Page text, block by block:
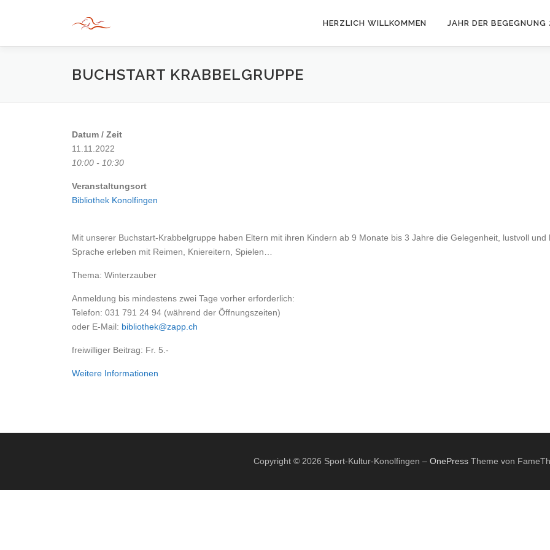
HERZLICH WILLKOMMEN JAHR DER
BUCHSTART KRABBELGRUPPE
Datum / Zeit
11.11.2022
10:00 - 10:30
Veranstaltungsort
Bibliothek Konolfingen
Mit unserer Buchstart-Krabbelgruppe haben Eltern mit ihren Kindern ab 9 Monate bis 3 Jahre die Gelegenheit, lustvoll und
Sprache erleben mit Reimen, Kniereitern, Spielen…
Thema: Winterzauber
Anmeldung bis mindestens zwei Tage vorher erforderlich:
Telefon: 031 791 24 94 (während der Öffnungszeiten)
oder E-Mail: bibliothek@zapp.ch
freiwilliger Beitrag: Fr. 5.-
Weitere Informationen
Copyright © 2026 Sport-Kultur-Konolfingen – OnePressTheme von